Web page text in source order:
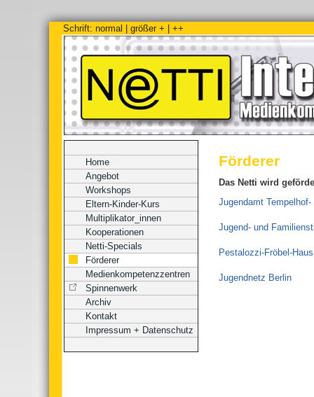
Home
Angebot
Workshops
Eltern-Kinder-Kurs
Multiplikator_innen
Kooperationen
Netti-Specials
Förderer
Medienkompetenzzentren
Spinnenwerk
Archiv
Kontakt
Impressum + Datenschutz
Förderer
Das Netti wird
Jugendamt
Jugend- und
Pestalozzi-Fröbel-Haus
Jugendnetz Berlin
Schrift: normal größer + ++